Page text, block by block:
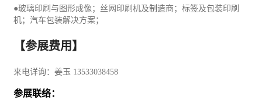
●玻璃印刷与图形成像；丝网印刷机及制造商；标签及包装印刷
机； 汽车包装解决方案；
【参展费用】
来电详询：姜玉 13533038458
参展联络：